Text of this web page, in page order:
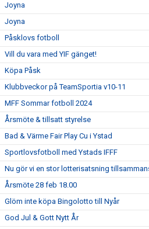
Joyna
Joyna
Påsklovs fotboll
Vill du vara med YIF gänget!
Köpa Påsk
Klubbveckor på TeamSportia v10-11
MFF Sommar fotboll 2024
Årsmöte & tillsatt styrelse
Bad & Värme Fair Play Cu i Ystad
Sportlovsfotboll med Ystads IFFF
Nu gör vi en stor lotterisatsning
Årsmöte 28 feb 18.00
Glöm inte köpa Bingolotto till Nyår
God Jul & Gott Nytt År